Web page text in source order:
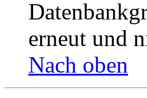
erneut und
Nach oben